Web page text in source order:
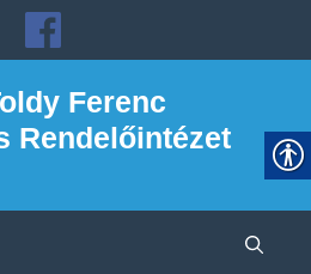
Ferenc
Rendelőintézet